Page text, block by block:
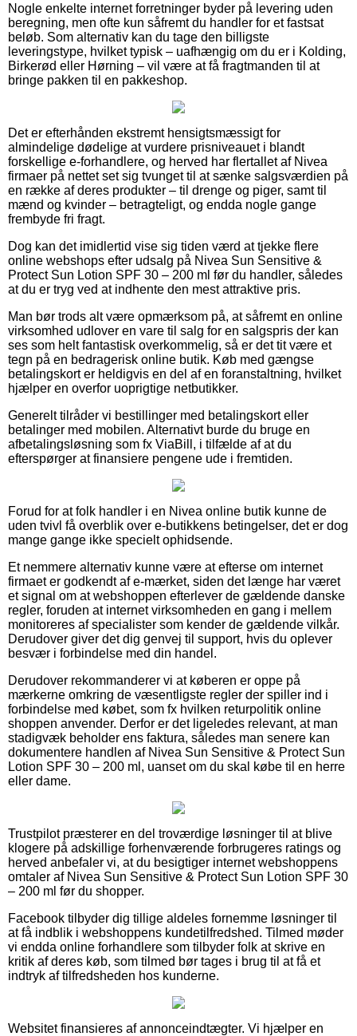
Nogle enkelte internet forretninger byder på levering uden
beregning, men ofte kun såfremt du handler for et fastsat
beløb. Som alternativ kan du tage den billigste
leveringstype, hvilket typisk – uafhængig om du er i Kolding,
Birkerød eller Hørning – vil være at få fragtmanden til at
bringe pakken til en pakkeshop.
Det er efterhånden ekstremt hensigtsmæssigt for
almindelige dødelige at vurdere prisniveauet i blandt
forskellige e-forhandlere, og herved har flertallet af Nivea
firmaer på nettet set sig tvunget til at sænke salgsværdien på
en række af deres produkter – til drenge og piger, samt til
mænd og kvinder – betragteligt, og endda nogle gange
frembyde fri fragt.
Dog kan det imidlertid vise sig tiden værd at tjekke flere
online webshops efter udsalg på Nivea Sun Sensitive &
Protect Sun Lotion SPF 30 – 200 ml før du handler, således
at du er tryg ved at indhente den mest attraktive pris.
Man bør trods alt være opmærksom på, at såfremt en online
virksomhed udlover en vare til salg for en salgspris der kan
ses som helt fantastisk overkommelig, så er det tit være et
tegn på en bedragerisk online butik. Køb med gængse
betalingskort er heldigvis en del af en foranstaltning, hvilket
hjælper en overfor uoprigtige netbutikker.
Generelt tilråder vi bestillinger med betalingskort eller
betalinger med mobilen. Alternativt burde du bruge en
afbetalingsløsning som fx ViaBill, i tilfælde af at du
efterspørger at finansiere pengene ude i fremtiden.
Forud for at folk handler i en Nivea online butik kunne de
uden tvivl få overblik over e-butikkens betingelser, det er dog
mange gange ikke specielt ophidsende.
Et nemmere alternativ kunne være at efterse om internet
firmaet er godkendt af e-mærket, siden det længe har været
et signal om at webshoppen efterlever de gældende danske
regler, foruden at internet virksomheden en gang i mellem
monitoreres af specialister som kender de gældende vilkår.
Derudover giver det dig genvej til support, hvis du oplever
besvær i forbindelse med din handel.
Derudover rekommanderer vi at køberen er oppe på
mærkerne omkring de væsentligste regler der spiller ind i
forbindelse med købet, som fx hvilken returpolitik online
shoppen anvender. Derfor er det ligeledes relevant, at man
stadigvæk beholder ens faktura, således man senere kan
dokumentere handlen af Nivea Sun Sensitive & Protect Sun
Lotion SPF 30 – 200 ml, uanset om du skal købe til en herre
eller dame.
Trustpilot præsterer en del troværdige løsninger til at blive
klogere på adskillige forhenværende forbrugeres ratings og
herved anbefaler vi, at du besigtiger internet webshoppens
omtaler af Nivea Sun Sensitive & Protect Sun Lotion SPF 30
– 200 ml før du shopper.
Facebook tilbyder dig tillige aldeles fornemme løsninger til
at få indblik i webshoppens kundetilfredshed. Tilmed møder
vi endda online forhandlere som tilbyder folk at skrive en
kritik af deres køb, som tilmed bør tages i brug til at få et
indtryk af tilfredsheden hos kunderne.
Websitet finansieres af annonceindtægter. Vi hjælper en